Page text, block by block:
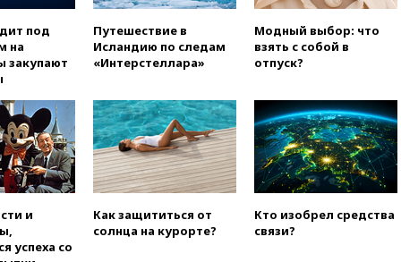
вчера, 20:45 ПВО за день
сбила еще 75 украинских
беспилотников над Россией
погиб при атаке FPV-дрона в
Белгородской области
вчера, 20:30Лидию Невзорову
заочно арестовали по делу о
финансировании
экстремизма
вчера, 20:20 Суд США
постановил остановить
под
на
закупают
Путешествие в
Исландию по следам
«Интерстеллара»
Модный выбор: что
взять с собой в
отпуск?
и
успеха со
Как защититься от
солнца на курорте?
Кто изобрел средства
связи?